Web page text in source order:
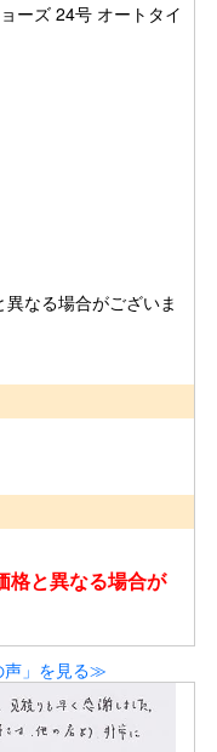
ーズ 24号 オートタイ
なる場合がございま
格と異なる場合が
声」を見る≫